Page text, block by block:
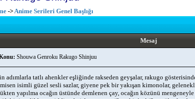
->Anime Serileri Genel Başlığı
Mesaj
Shouwa Genroku Rakugo Shinjuu
adımlarla tatlı ahenkler eşliğinde rakseden geyşalar, rakugo
isimli güzel sesli sazlar, giyene pek bir yakışan kimonolar,
yapılma ocağın üstünde demlenen çay, ocağın közünü